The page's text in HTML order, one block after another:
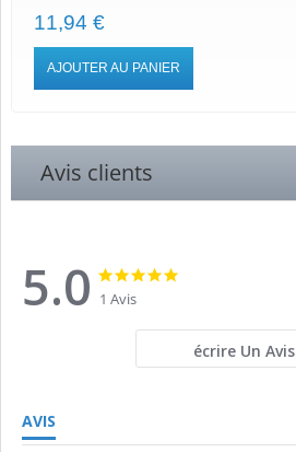
11,94 €
AJOUTER AU PANIER
Avis clients
5.0
5.0
star
rating
1 Avis
écrire Un Avis
AVIS